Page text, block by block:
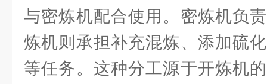
与密炼机配合使用。密炼机负
炼机则承担补充混炼、添加硫
等任务。这种分工源于开炼机